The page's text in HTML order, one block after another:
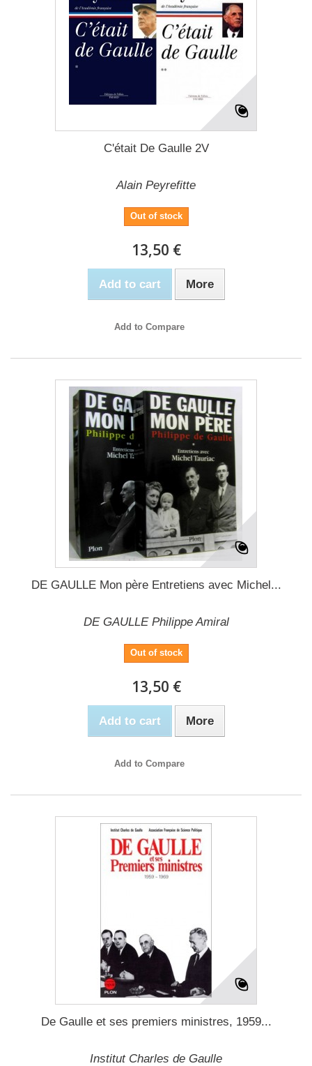
C'était De Gaulle 2V
Alain Peyrefitte
Out of stock
13,50 €
Add to cart More
Add to Compare
DE GAULLE Mon père Entretiens avec Michel...
DE GAULLE Philippe Amiral
Out of stock
13,50 €
Add to cart More
Add to Compare
De Gaulle et ses premiers ministres, 1959...
Institut Charles de Gaulle